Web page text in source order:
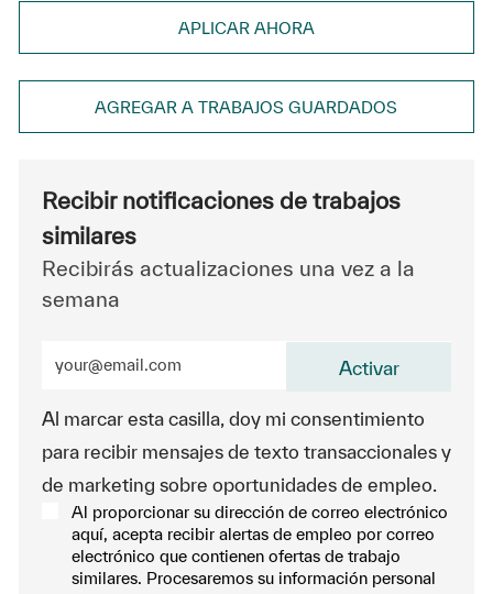
APLICAR AHORA
AGREGAR A TRABAJOS GUARDADOS
Recibir notificaciones de trabajos
similares
Recibirás actualizaciones una vez a la
semana
Al marcar esta casilla, doy mi consentimiento
para recibir mensajes de texto transaccionales y
de marketing sobre oportunidades de empleo.
Al proporcionar su dirección de correo electrónico
aquí, acepta recibir alertas de empleo por correo
electrónico que contienen ofertas de trabajo
similares. Procesaremos su información personal
Activar